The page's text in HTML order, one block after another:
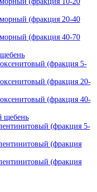
(фракция 20-40
(фракция 40-70
(фракция 5-
(фракция 20-
(фракция 40-
щебень
(фракция 5-
(фракция
(фракция